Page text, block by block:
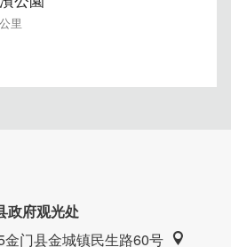
已成室内延伸空间，不仅可以挡
手礼、泡面可购买。简易小厨房
若有回来休息，还能看到斜阳从
里
政府观光处
金门县金城镇民生路60号